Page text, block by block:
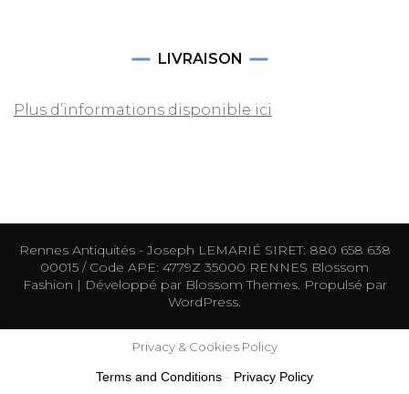
LIVRAISON
Plus d’informations disponible ici
Rennes Antiquités - Joseph LEMARIÉ SIRET: 880 658 638
00015 / Code APE: 4779Z 35000 RENNES Blossom
Fashion | Développé parBlossom Themes. Propulsé par
WordPress.
Privacy & Cookies Policy
Terms and Conditions - Privacy Policy